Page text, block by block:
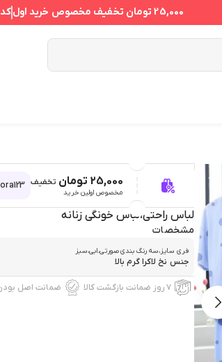
25,000 تومان تخفیف مخصوص خرید اول
25,000 تومان تخفیف
مخصوص اولین خرید
لباس راحتی،لباس خونگی زنانه
مشخصات
فري سايز،سه رنگ بندي صورتي،ابي،سبز
جنس نخ لاكرا گرم بالا
۷ روز ضمانت بازگشت کالا ضمانت اصل بودن